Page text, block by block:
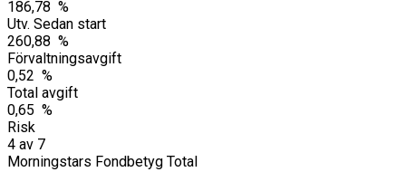
186,78 %
Utv. Sedan start
260,88 %
Förvaltningsavgift
0,52 %
Total avgift
0,65 %
Risk
4 av 7
Morningstars Fondbetyg Total